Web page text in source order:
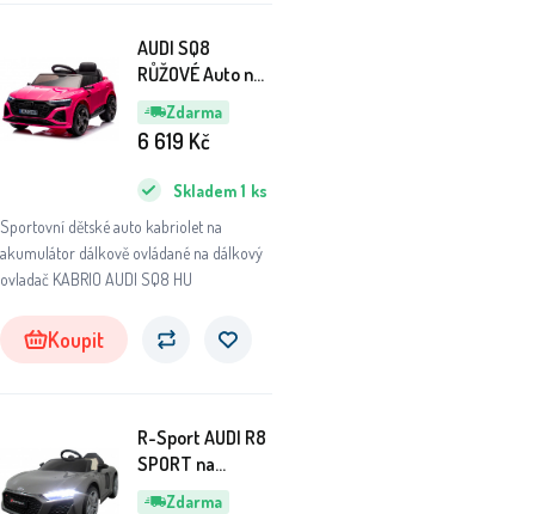
Zdarma
AUDI SQ8
RŮŽOVÉ Auto na
akumulátor EVA
Kůže pilot
Akumulátor
lithiový-iontový
Sportovní dětské auto kabriolet na
akumulátor dálkově ovládané na dálkový
ovladač KABRIO AUDI SQ8 HU
Skladem 1 ks
6 619 Kč
Koupit
Zdarma
R-Sport AUDI R8
SPORT na
dálkové ovládání